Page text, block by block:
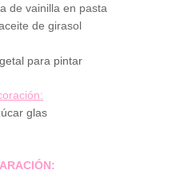
de vainilla en pasta
de girasol
para pintar
glas
: